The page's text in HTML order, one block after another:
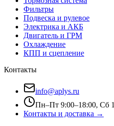
Фильтры
Подвеска и рулевое
Электрика и АКБ
Двигатель и ГРМ
Охлаждение
КПП и сцепление
Контакты
info@aplys.ru
Пн–Пт 9:00–18:00, Сб
Контакты и доставка →